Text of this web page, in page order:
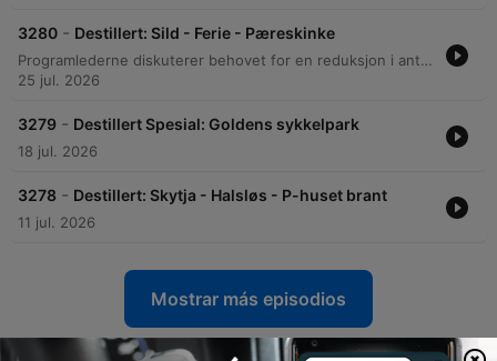
3280 - Destillert: Sild - Ferie - Pæreskinke
Programlederne diskuterer behovet for en reduksjon i antall musikksjangre og artister, med et spesielt fokus på behovet for flere lokale danseband og singer-songwritere. Episoden tar også for seg VGs ferietips, ulike datingopplevelser på Tinder, og mer absurde temaer som historiske tyverier av pæreskinke og spirituelle Facebook-grupper. Samtalen utforsker videre politiske diskusjoner rundt kjønnsidentitet, inkludert debatten om et tredje kjønn og bruken av pronomenet 'hen', samt kontrasterer dette med mer ekstreme teorier om oppsplitting i mange ulike kjønnskategorier.
25 jul. 2026
3279 - Destillert Spesial: Goldens sykkelpark
18 jul. 2026
3278 - Destillert: Skytja - Halsløs - P-huset brant
11 jul. 2026
Mostrar más episodios